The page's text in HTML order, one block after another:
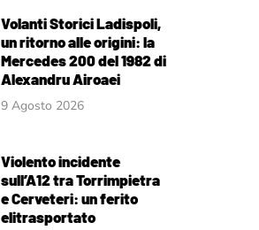
Volanti Storici Ladispoli,
un ritorno alle origini: la
Mercedes 200 del 1982 di
Alexandru Airoaei
9 Agosto 2026
Violento incidente
sull’A12 tra Torrimpietra
e Cerveteri: un ferito
elitrasportato